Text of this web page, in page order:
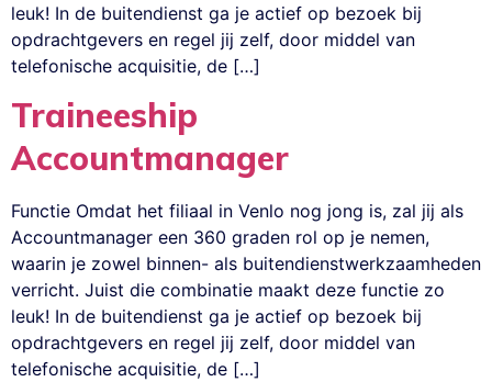
leuk! In de buitendienst ga je actief op bezoek bij
opdrachtgevers en regel jij zelf, door middel van
telefonische acquisitie, de […]
Traineeship
Accountmanager
Functie Omdat het filiaal in Venlo nog jong is, zal jij als
Accountmanager een 360 graden rol op je nemen,
waarin je zowel binnen- als buitendienstwerkzaamheden
verricht. Juist die combinatie maakt deze functie zo
leuk! In de buitendienst ga je actief op bezoek bij
opdrachtgevers en regel jij zelf, door middel van
telefonische acquisitie, de […]